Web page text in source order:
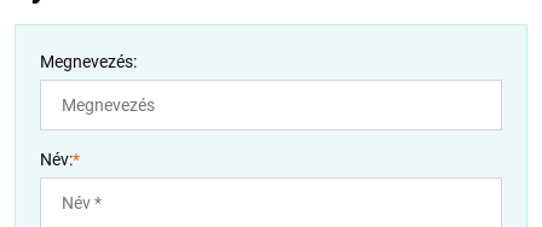
Megnevezés:
Név:*